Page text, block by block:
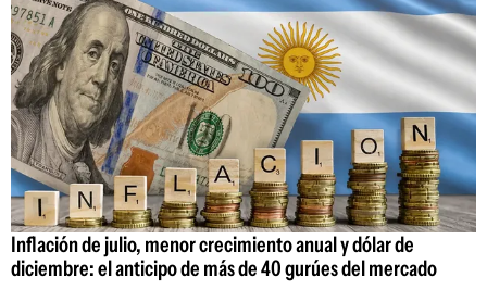
Inflación de julio, menor crecimiento anual y dólar de
diciembre: el anticipo de más de 40 gurúes del mercado